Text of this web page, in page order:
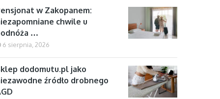
w Zakopanem:
chwile u
…
6 sierpnia, 2026
dodomutu.pl jako
źródło drobnego